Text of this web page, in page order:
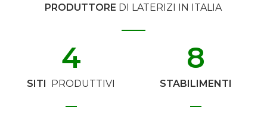
PRODUTTORE DI LATERIZI IN ITALIA
SITI PRODUTTIVI
4
STABILIMENTI
8